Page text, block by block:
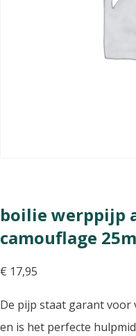
boilie werppijp
camouflage
€ 17,95
De pijp staat garant voor
en is het perfecte